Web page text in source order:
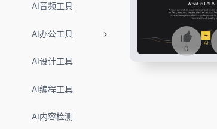
AI音频工具
AI办公工具
AI设计工具
AI编程工具
AI内容检测
0